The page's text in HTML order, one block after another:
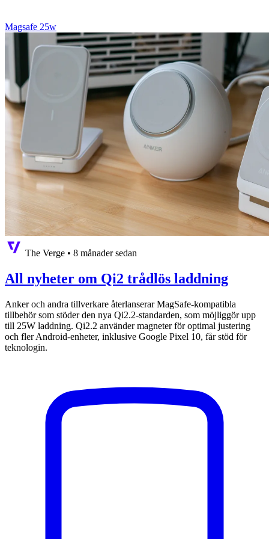
Magsafe 25w
The Verge • 8 månader sedan
All nyheter om Qi2 trådlös laddning
Anker och andra tillverkare återlanserar MagSafe-kompatibla
tillbehör som stöder den nya Qi2.2-standarden, som möjliggör upp
till 25W laddning. Qi2.2 använder magneter för optimal justering
och fler Android-enheter, inklusive Google Pixel 10, får stöd för
teknologin.